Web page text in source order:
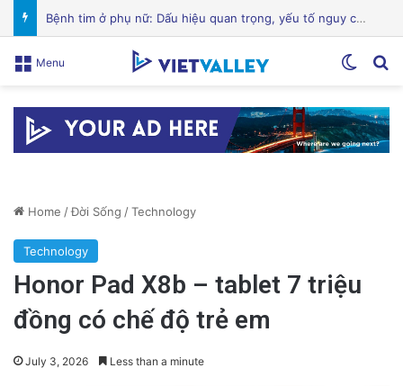
Hành Trình Trở Về: Thi Thể ‘Giày Xanh’ Sau 30 Năm Trên Đỉnh Everest
Menu
Home /Đời Sống /Technology
Technology
Honor Pad X8b – tablet 7 triệu
đồng có chế độ trẻ em
July 3, 2026 Less than a minute